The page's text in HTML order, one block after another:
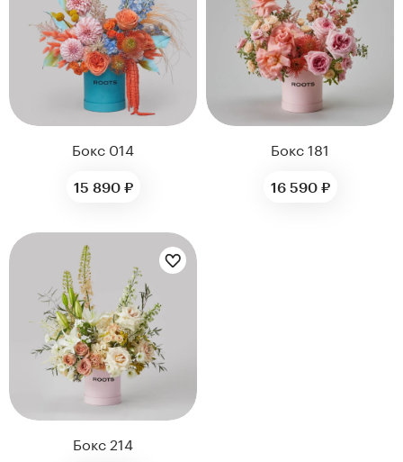
Kenzan
Collection
Бокс 014
15 890 ₽
Бокс 181
16 590 ₽
Бокс 214